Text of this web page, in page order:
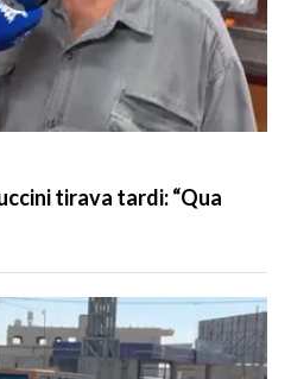
tirava tardi: “Qua